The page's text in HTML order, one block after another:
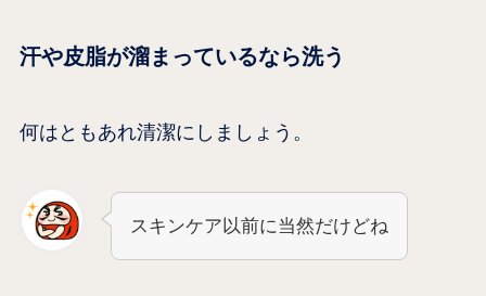
汗や皮脂が溜まっているなら洗う
何はともあれ清潔にしましょう。
スキンケア以前に当然だけどね